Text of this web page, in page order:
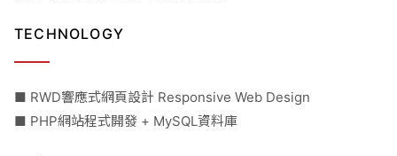
TECHNOLOGY
■ RWD響應式網頁設計 Responsive Web Design
■ PHP網站程式開發 + MySQL資料庫